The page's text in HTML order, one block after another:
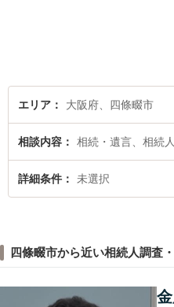
エリア 大阪府、四條畷市
相談内容 相続・遺言、相続
詳細条件 未選択
四條畷市から近い相続人調査